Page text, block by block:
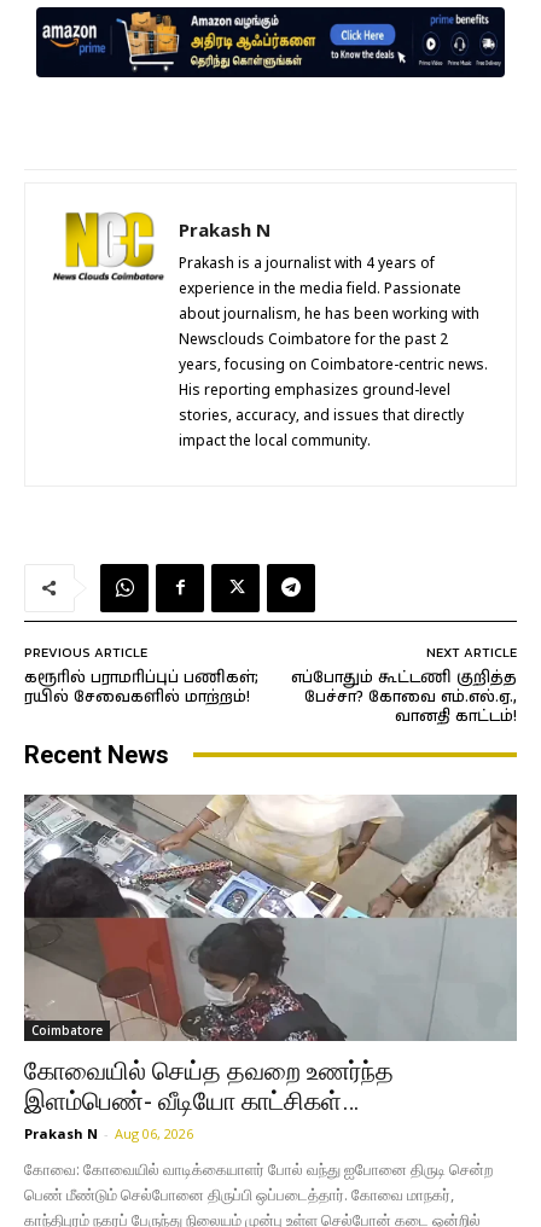
Prakash N
Prakash is a journalist with 4 years of
experience in the media field. Passionate
about journalism, he has been working with
Newsclouds Coimbatore for the past 2
years, focusing on Coimbatore-centric news.
His reporting emphasizes ground-level
stories, accuracy, and issues that directly
impact the local community.
PREVIOUS ARTICLE
கரூரில் பராமரிப்புப் பணிகள்;
ரயில் சேவைகளில் மாற்றம்!
NEXT ARTICLE
எப்போதும் கூட்டணி குறித்த
பேச்சா? கோவை எம்.எல்.ஏ.,
வானதி காட்டம்!
Recent News
Coimbatore
கோவையில் செய்த தவறை உணர்ந்த
இளம்பெண்- வீடியோ காட்சிகள்…
Prakash N - Aug 06, 2026
கோவை: கோவையில் வாடிக்கையாளர் போல் வந்து ஐபோனை திருடி சென்ற
பெண் மீண்டும் செல்போனை திருப்பி ஒப்படைத்தார். கோவை மாநகர்,
காந்திபுரம் நகரப் பேருந்து நிலையம் முன்பு உள்ள செல்போன் கடை ஒன்றில்